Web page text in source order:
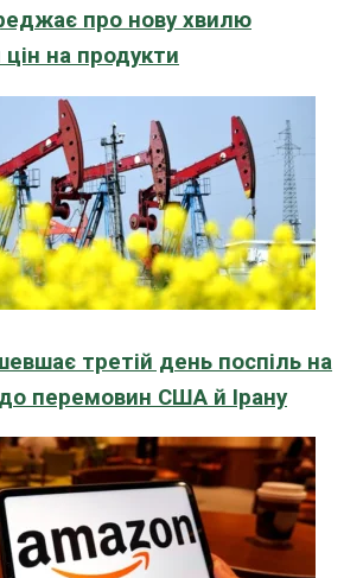
про нову хвилю
на продукти
третій день поспіль на
перемовин США й Ірану